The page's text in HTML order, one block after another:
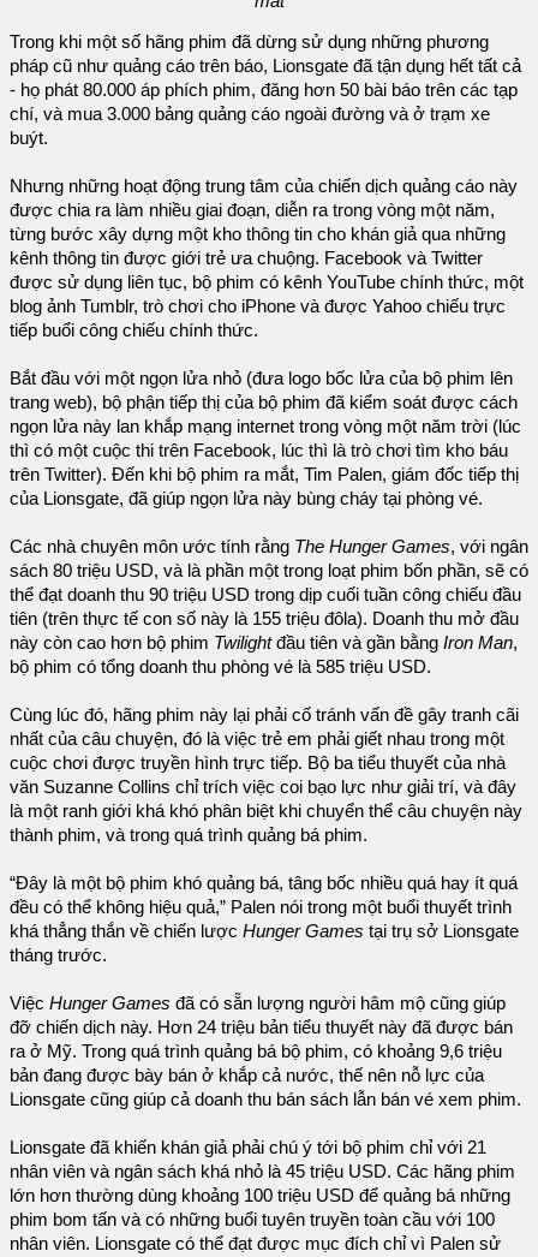
Trong khi một số hãng phim đã dừng sử dụng những phương
pháp cũ như quảng cáo trên báo, Lionsgate đã tận dụng hết tất cả
- họ phát 80.000 áp phích phim, đăng hơn 50 bài báo trên các tạp
chí, và mua 3.000 bảng quảng cáo ngoài đường và ở trạm xe
buýt.
Nhưng những hoạt động trung tâm của chiến dịch quảng cáo này
được chia ra làm nhiều giai đoạn, diễn ra trong vòng một năm,
từng bước xây dựng một kho thông tin cho khán giả qua những
kênh thông tin được giới trẻ ưa chuộng. Facebook và Twitter
được sử dụng liên tục, bộ phim có kênh YouTube chính thức, một
blog ảnh Tumblr, trò chơi cho iPhone và được Yahoo chiếu trực
tiếp buổi công chiếu chính thức.
Bắt đầu với một ngọn lửa nhỏ (đưa logo bốc lửa của bộ phim lên
trang web), bộ phận tiếp thị của bộ phim đã kiểm soát được cách
ngọn lửa này lan khắp mạng internet trong vòng một năm trời (lúc
thì có một cuộc thi trên Facebook, lúc thì là trò chơi tìm kho báu
trên Twitter). Đến khi bộ phim ra mắt, Tim Palen, giám đốc tiếp thị
của Lionsgate, đã giúp ngọn lửa này bùng cháy tại phòng vé.
Các nhà chuyên môn ước tính rằng The Hunger Games, với ngân
sách 80 triệu USD, và là phần một trong loạt phim bốn phần, sẽ có
thể đạt doanh thu 90 triệu USD trong dịp cuối tuần công chiếu đầu
tiên (trên thực tế con số này là 155 triệu đôla). Doanh thu mở đầu
này còn cao hơn bộ phim Twilightđầu tiên và gần bằng Iron Man,
bộ phim có tổng doanh thu phòng vé là 585 triệu USD.
Cùng lúc đó, hãng phim này lại phải cố tránh vấn đề gây tranh cãi
nhất của câu chuyện, đó là việc trẻ em phải giết nhau trong một
cuộc chơi được truyền hình trực tiếp. Bộ ba tiểu thuyết của nhà
văn Suzanne Collins chỉ trích việc coi bạo lực như giải trí, và đây
là một ranh giới khá khó phân biệt khi chuyển thể câu chuyện này
thành phim, và trong quá trình quảng bá phim.
“Đây là một bộ phim khó quảng bá, tâng bốc nhiều quá hay ít quá
đều có thể không hiệu quả,” Palen nói trong một buổi thuyết trình
khá thẳng thắn về chiến lược Hunger Games tại trụ sở Lionsgate
tháng trước.
Việc Hunger Games đã có sẵn lượng người hâm mộ cũng giúp
đỡ chiến dịch này. Hơn 24 triệu bản tiểu thuyết này đã được bán
ra ở Mỹ. Trong quá trình quảng bá bộ phim, có khoảng 9,6 triệu
bản đang được bày bán ở khắp cả nước, thế nên nỗ lực của
Lionsgate cũng giúp cả doanh thu bán sách lẫn bán vé xem phim.
Lionsgate đã khiến khán giả phải chú ý tới bộ phim chỉ với 21
nhân viên và ngân sách khá nhỏ là 45 triệu USD. Các hãng phim
lớn hơn thường dùng khoảng 100 triệu USD để quảng bá những
phim bom tấn và có những buổi tuyên truyền toàn cầu với 100
nhân viên. Lionsgate có thể đạt được mục đích chỉ vì Palen sử